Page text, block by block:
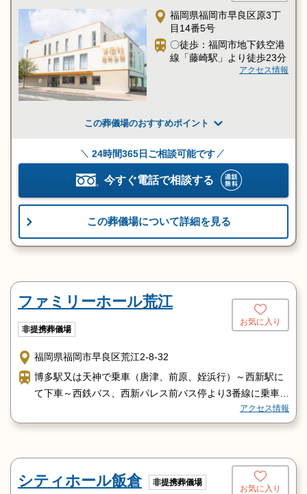
福岡県福岡市早良区原3丁
目14番5号
〇徒歩：福岡市地下鉄空港
線「藤崎駅」より徒歩23分
アクセス情報
この葬儀場のおすすめポイント
24時間365日ご相談可能です
今すぐ電話で相談する
この葬儀場について詳細を見る
ファミリーホール荒江
非提携葬儀場
お気に入り
福岡県福岡市早良区荒江2-8-32
博多駅又は天神で乗車（唐津、前原、姪浜行）～西新駅に
て下車～西鉄バス、西新パレス前バス停より3番線に乗車し
地下鉄七隈線別府駅下車2番出口よりタクシーで3分、又は
アクセス情報
シティホール飯倉 非提携葬儀場
お気に入り